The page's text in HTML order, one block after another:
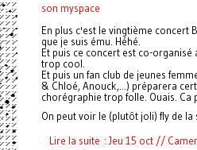
son myspace
En plus c'est le vingtième concert
que je suis ému. Héhé.
Et puis ce concert est co-organisé
trop cool.
Et puis un fan club de jeunes
& Chloé, Anouck,...) préparera
chorégraphie trop folle. Ouais. Ca
On peut voir le (plutôt joli) fly de
Lire la suite : Jeu 15 oct //